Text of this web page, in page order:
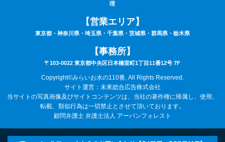
に、日々お客様にサポートを提供している従業員及び関係業者の尊厳と労働環境を守
そのため、お客様のご要望を実現するための手段として、常識の範囲を逸脱する言動
トに該当する行為と判断した場合は、サービスなどの提供をお断りさせていただく場
また、これらの行為が悪質と判断される場合には、警察及び、顧問弁護士に相談のう
え、然るべき対応を取らせていただきます。ご理解とご協力の程、宜しくお願いいた
改訂日:令和8年6月1日
理
【営業エリア】
東京都・神奈川県・埼玉県・千葉県・茨城県・群馬県・栃木県
【事務所】
〒103-0022 東京都中央区日本橋室町1丁目11番12号 7F
Copyright©みらいお水の110番, All Rights Reserved.
サイト運営：未來総合広告株式会社
当サイトの写真画像及びサイトコンテンツは、当社の著作権に帰属し、使用、
転載、類似行為は一切禁止とさせて頂いております。
顧問弁護士 弁護士法人 アーバンフォレスト